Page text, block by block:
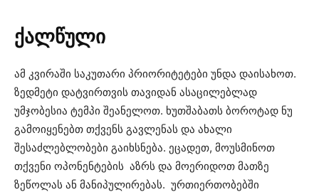
ქალწული
ამ კვირაში საკუთარი პრიორიტეტები უნდა დაისახოთ.
ზედმეტი დატვირთვის თავიდან ასაცილებლად
უმჯობესია ტემპი შეანელოთ. ხუთშაბათს ბოროტად ნუ
გამოიყენებთ თქვენს გავლენას და ახალი
შესაძლებლობები გაიხსნება. ეცადეთ, მოუსმინოთ
თქვენი ოპონენტების აზრს და მოერიდოთ მათზე
ზეწოლას ან მანიპულირებას. ურთიერთობებში